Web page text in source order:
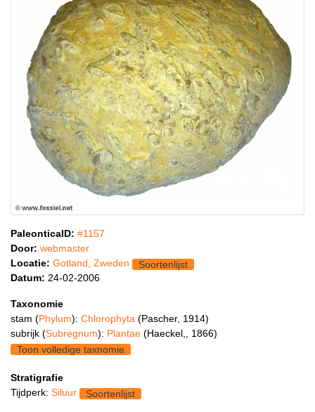
PaleonticaID: #1157
Door: webmaster
Locatie: Gotland, Zweden
Soortenlijst
Datum: 24-02-2006
Taxonomie
stam (Phylum): Chlorophyta (Pascher, 1914)
subrijk (Subregnum): Plantae (Haeckel,, 1866)
Toon volledige taxnomie
Stratigrafie
Tijdperk: Siluur Soortenlijst